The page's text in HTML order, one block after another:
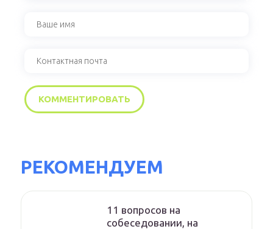
РЕКОМЕНДУЕМ
11 вопросов на
собеседовании, на